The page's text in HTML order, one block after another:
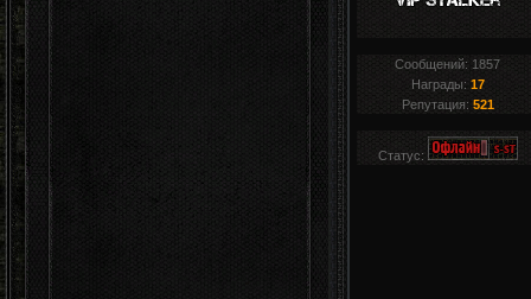
Сообщений: 1857
Награды: 17
Репутация: 521
Статус: